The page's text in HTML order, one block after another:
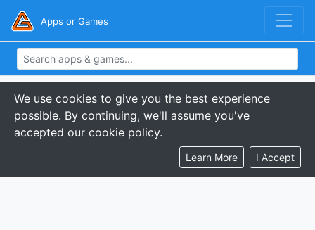
Apps or Games
We use cookies to give you the best experience
possible. By continuing, we'll assume you've
accepted our cookie policy.
Learn More I Accept